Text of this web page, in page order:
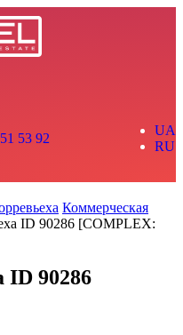
53 92
UA
RU
Коммерческая
ID 90286 [COMPLEX:
ID 90286